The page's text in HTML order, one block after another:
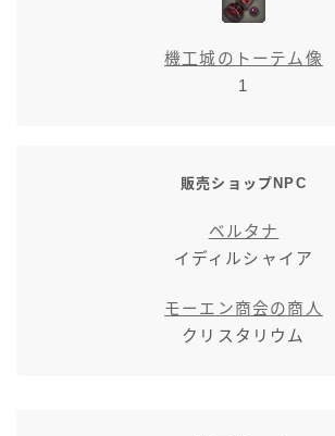
機工城のトーテム像
1
販売ショップNPC
ベルタナ
イディルシャイア
モーエン商会の商人
クリスタリウム